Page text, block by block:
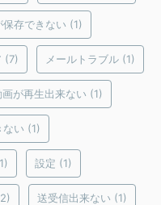
存できない (1)
(7) メールトラブル (1)
画が再生出来ない (1)
ない (1)
設定 (1)
送受信出来ない (1)